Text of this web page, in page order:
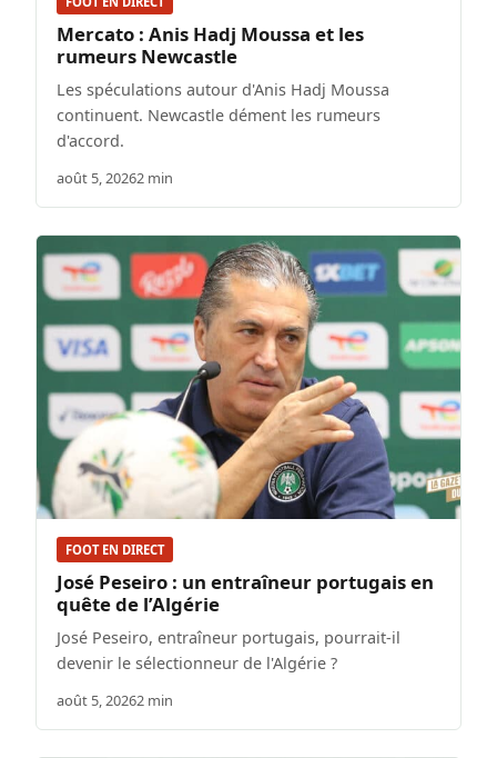
Mercato : Anis Hadj Moussa et les
rumeurs Newcastle
Les spéculations autour d'Anis Hadj Moussa
continuent. Newcastle dément les rumeurs
d'accord.
août 5, 20262 min
FOOT EN DIRECT
José Peseiro : un entraîneur portugais en
quête de l’Algérie
José Peseiro, entraîneur portugais, pourrait-il
devenir le sélectionneur de l'Algérie ?
août 5, 20262 min